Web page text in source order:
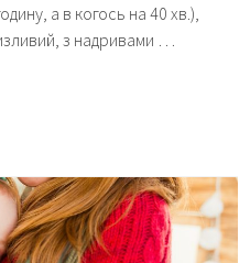
а в когось на 40 хв.),
з надривами …